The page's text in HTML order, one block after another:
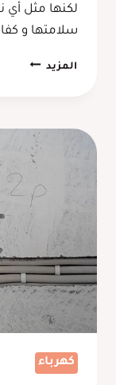
لكنها مثل أي
سلامتها و
المزيد صيانة
،
تتم
بكفاءة
عالية
وفي
اسرع
وقت
يد
كهربائي
ممتاز
كهرباء